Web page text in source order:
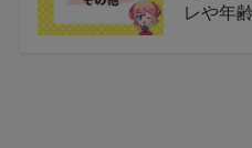
レや年